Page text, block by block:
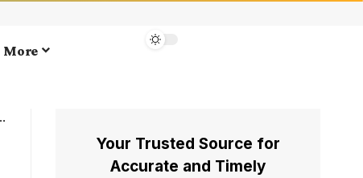
More
Your Trusted Source for
Accurate and Timely